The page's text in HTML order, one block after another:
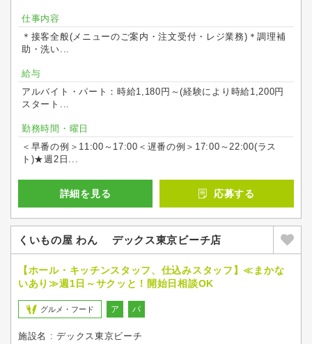
仕事内容
＊接客全般(メニューのご案内・注文受付・レジ業務)＊調理補
助・洗い...
給与
アルバイト・パート：時給1,180円～(経験により時給1,200円
スタート...
勤務時間・曜日
＜早番の例＞11:00～17:00＜遅番の例＞17:00～22:00(ラス
ト)★週2日...
詳細を見る 応募する
くいもの屋 わん デックス東京ビーチ店
【ホール・キッチンスタッフ、仕込みスタッフ】≪まかな
いあり≫週1日～サクッと！開始日相談OK
グルメ・フード ア パ
施設名 : デックス東京ビーチ